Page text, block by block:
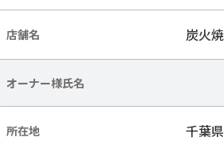
店舗名 炭火
オーナー様氏名
所在地 千葉